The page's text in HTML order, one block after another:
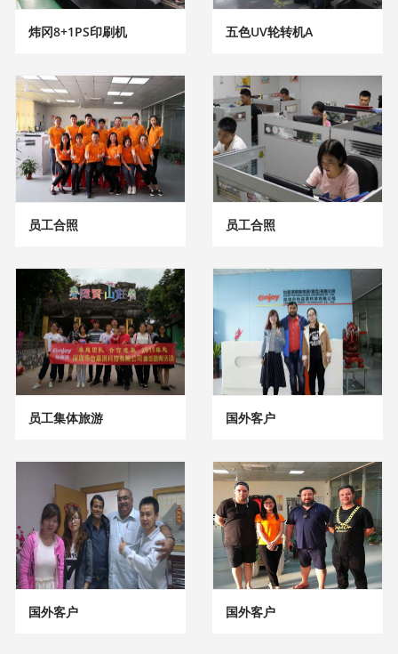
炜冈8+1PS印刷机 五色UV轮转机A
员工合照 员工合照
员工集体旅游 国外客户
国外客户 国外客户